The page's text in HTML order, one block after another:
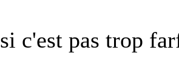
si c'est pas trop